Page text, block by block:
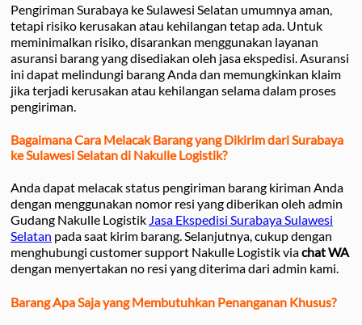
Pengiriman Surabaya ke Sulawesi Selatan umumnya aman,
tetapi risiko kerusakan atau kehilangan tetap ada. Untuk
meminimalkan risiko, disarankan menggunakan layanan
asuransi barang yang disediakan oleh jasa ekspedisi. Asuransi
ini dapat melindungi barang Anda dan memungkinkan klaim
jika terjadi kerusakan atau kehilangan selama dalam proses
pengiriman.
Bagaimana Cara Melacak Barang yang Dikirim dari Surabaya
ke Sulawesi Selatan di Nakulle Logistik?
Anda dapat melacak status pengiriman barang kiriman Anda
dengan menggunakan nomor resi yang diberikan oleh admin
Gudang Nakulle Logistik Jasa Ekspedisi Surabaya Sulawesi
Selatan pada saat kirim barang. Selanjutnya, cukup dengan
menghubungi customer support Nakulle Logistik viachat WA
dengan menyertakan no resi yang diterima dari admin kami.
Barang Apa Saja yang Membutuhkan Penanganan Khusus?